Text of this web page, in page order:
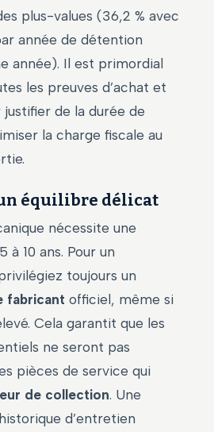
plus-values (36,2 % avec
année de détention
année). Il est primordial
les preuves d’achat et
justifier de la durée de
la charge fiscale au
équilibre délicat
nécessite une
à 10 ans. Pour un
toujours un
fabricant officiel, même si
Cela garantit que les
ne seront pas
pièces de service qui
de collection. Une
d’entretien